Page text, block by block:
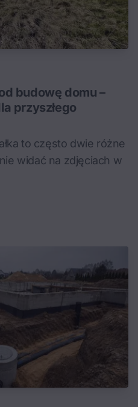
budowę domu –
przyszłego
to często dwie różne
widać na zdjęciach w